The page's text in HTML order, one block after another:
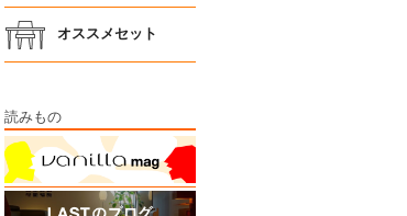
オススメセット
読みもの